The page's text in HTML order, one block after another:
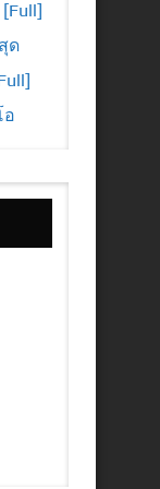
[Full]
ด
อ